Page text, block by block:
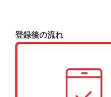
登録後の流れ